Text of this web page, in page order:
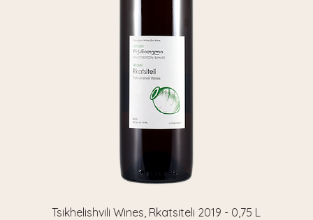
Tsikhelishvili Wines, Rkatsiteli 2019 - 0,75 L